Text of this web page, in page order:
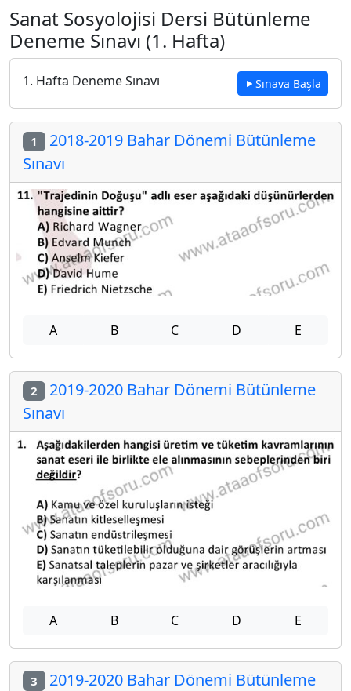
Sanat Sosyolojisi Dersi Bütünleme
Deneme Sınavı (1. Hafta)
1. Hafta Deneme Sınavı Sınava Başla
1 2018-2019 Bahar Dönemi Bütünleme
Sınavı
A B C D E
2 2019-2020 Bahar Dönemi Bütünleme
Sınavı
A B C D E
3 2019-2020 Bahar Dönemi Bütünleme